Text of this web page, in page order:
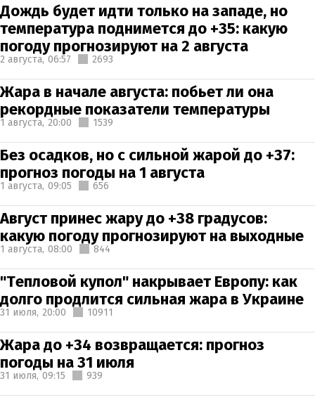
Дождь будет идти только на западе, но
температура поднимется до +35: какую
погоду прогнозируют на 2 августа
2 августа, 06:57 2693
Жара в начале августа: побьет ли она
рекордные показатели температуры
1 августа, 20:00 1539
Без осадков, но с сильной жарой до +37:
прогноз погоды на 1 августа
1 августа, 09:05 656
Август принес жару до +38 градусов:
какую погоду прогнозируют на выходные
1 августа, 08:00 844
"Тепловой купол" накрывает Европу: как
долго продлится сильная жара в Украине
31 июля, 20:00 10911
Жара до +34 возвращается: прогноз
погоды на 31 июля
31 июля, 09:15 939